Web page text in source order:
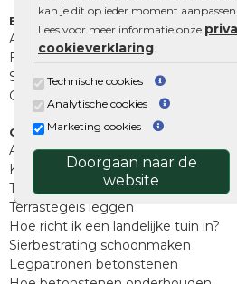
kan je dit op ieder moment
Lees voor meer informatie onze
cookieverklaring.
Technische cookies
Analytische cookies
Marketing cookies
Doorgaan naar de
website
Extra benodigdheden
Afwatering en diversen
Beplantings en betonelementen
Split, grind en zand
Oprit tegels
Overig
Aanbiedingen
Kunstgras
Tuintegels outlet
Terrastegels leggen
Hoe richt ik een landelijke tuin in?
Sierbestrating schoonmaken
Legpatronen betonstenen